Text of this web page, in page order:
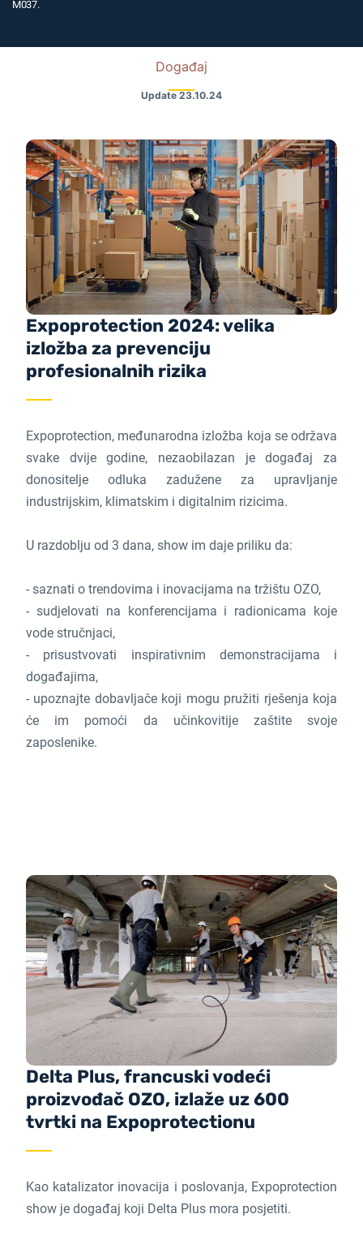
M037.
Događaj
Update 23.10.24
Expoprotection 2024: velika
izložba za prevenciju
profesionalnih rizika
Expoprotection, međunarodna izložba koja se održava
svake dvije godine, nezaobilazan je događaj za
donositelje odluka zadužene za upravljanje
industrijskim, klimatskim i digitalnim rizicima.
U razdoblju od 3 dana, show im daje priliku da:
- saznati o trendovima i inovacijama na tržištu OZO,
- sudjelovati na konferencijama i radionicama koje
vode stručnjaci,
- prisustvovati inspirativnim demonstracijama i
događajima,
- upoznajte dobavljače koji mogu pružiti rješenja koja
će im pomoći da učinkovitije zaštite svoje
zaposlenike.
Delta Plus, francuski vodeći
proizvođač OZO, izlaže uz 600
tvrtki na Expoprotectionu
Kao katalizator inovacija i poslovanja, Expoprotection
show je događaj koji Delta Plus mora posjetiti.